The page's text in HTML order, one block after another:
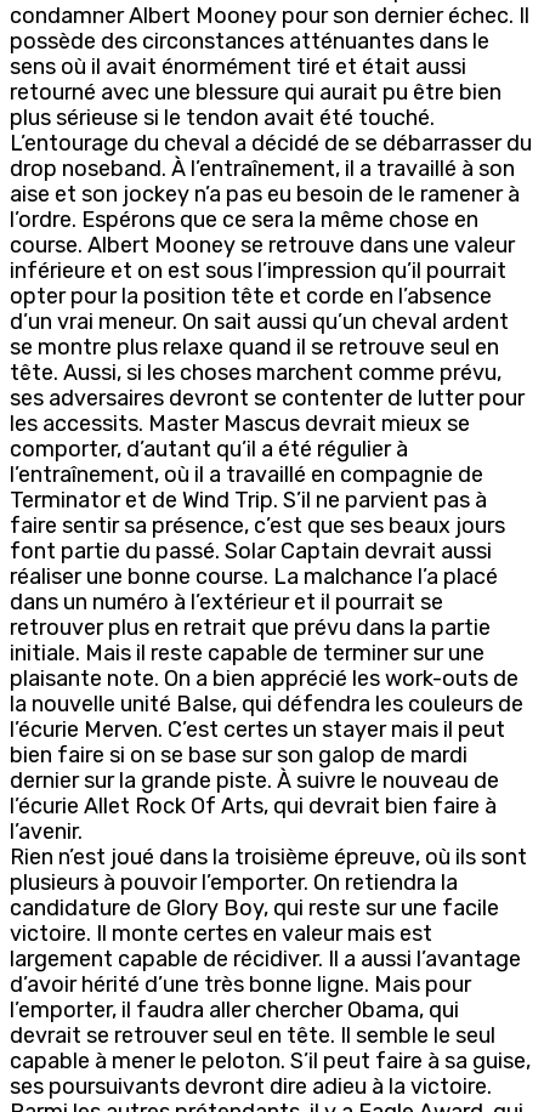
condamner Albert Mooney pour son dernier échec. Il
possède des circonstances atténuantes dans le
sens où il avait énormément tiré et était aussi
retourné avec une blessure qui aurait pu être bien
plus sérieuse si le tendon avait été touché.
L’entourage du cheval a décidé de se débarrasser du
drop noseband. À l’entraînement, il a travaillé à son
aise et son jockey n’a pas eu besoin de le ramener à
l’ordre. Espérons que ce sera la même chose en
course. Albert Mooney se retrouve dans une valeur
inférieure et on est sous l’impression qu’il pourrait
opter pour la position tête et corde en l’absence
d’un vrai meneur. On sait aussi qu’un cheval ardent
se montre plus relaxe quand il se retrouve seul en
tête. Aussi, si les choses marchent comme prévu,
ses adversaires devront se contenter de lutter pour
les accessits. Master Mascus devrait mieux se
comporter, d’autant qu’il a été régulier à
l’entraînement, où il a travaillé en compagnie de
Terminator et de Wind Trip. S’il ne parvient pas à
faire sentir sa présence, c’est que ses beaux jours
font partie du passé. Solar Captain devrait aussi
réaliser une bonne course. La malchance l’a placé
dans un numéro à l’extérieur et il pourrait se
retrouver plus en retrait que prévu dans la partie
initiale. Mais il reste capable de terminer sur une
plaisante note. On a bien apprécié les work-outs de
la nouvelle unité Balse, qui défendra les couleurs de
l’écurie Merven. C’est certes un stayer mais il peut
bien faire si on se base sur son galop de mardi
dernier sur la grande piste. À suivre le nouveau de
l’écurie Allet Rock Of Arts, qui devrait bien faire à
l’avenir.
Rien n’est joué dans la troisième épreuve, où ils sont
plusieurs à pouvoir l’emporter. On retiendra la
candidature de Glory Boy, qui reste sur une facile
victoire. Il monte certes en valeur mais est
largement capable de récidiver. Il a aussi l’avantage
d’avoir hérité d’une très bonne ligne. Mais pour
l’emporter, il faudra aller chercher Obama, qui
devrait se retrouver seul en tête. Il semble le seul
capable à mener le peloton. S’il peut faire à sa guise,
ses poursuivants devront dire adieu à la victoire.